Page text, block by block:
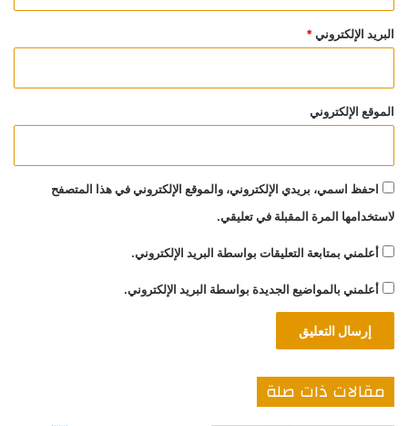
البريد الإلكتروني*
الموقع الإلكتروني
احفظ اسمي، بريدي الإلكتروني، والموقع الإلكتروني في هذا المتصفح
لاستخدامها المرة المقبلة في تعليقي.
أعلمني بمتابعة التعليقات بواسطة البريد الإلكتروني.
أعلمني بالمواضيع الجديدة بواسطة البريد الإلكتروني.
مقالات ذات صلة